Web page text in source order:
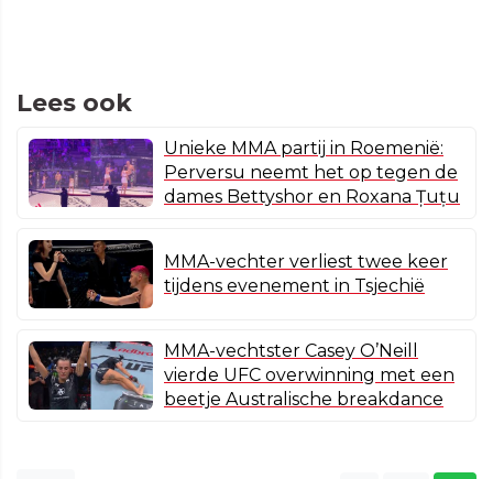
Lees ook
Unieke MMA partij in Roemenië:
Perversu neemt het op tegen de
dames Bettyshor en Roxana Țuțu
MMA-vechter verliest twee keer
tijdens evenement in Tsjechië
MMA-vechtster Casey O’Neill
vierde UFC overwinning met een
beetje Australische breakdance